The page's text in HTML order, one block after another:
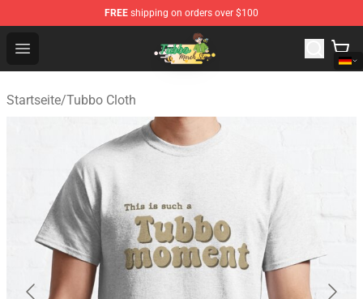
FREE shipping on orders over $100
Open menu
Tubbo Store - Official Tubbo Merchandise Shop
Startseite/Tubbo Cloth